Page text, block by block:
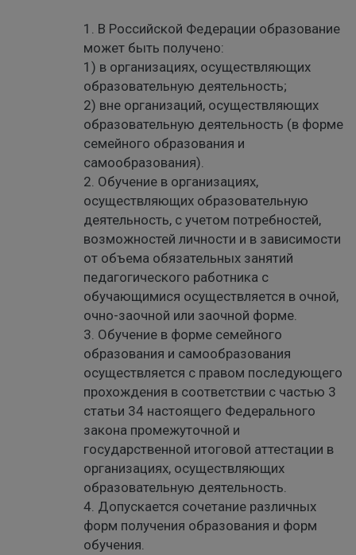
1. В Российской Федерации образование
может быть получено:
1) в организациях, осуществляющих
образовательную деятельность;
2) вне организаций, осуществляющих
образовательную деятельность (в форме
семейного образования и
самообразования).
2. Обучение в организациях,
осуществляющих образовательную
деятельность, с учетом потребностей,
возможностей личности и в зависимости
от объема обязательных занятий
педагогического работника с
обучающимися осуществляется в очной,
очно-заочной или заочной форме.
3. Обучение в форме семейного
образования и самообразования
осуществляется с правом последующего
прохождения в соответствии с частью 3
статьи 34 настоящего Федерального
закона промежуточной и
государственной итоговой аттестации в
организациях, осуществляющих
образовательную деятельность.
4. Допускается сочетание различных
форм получения образования и форм
обучения.